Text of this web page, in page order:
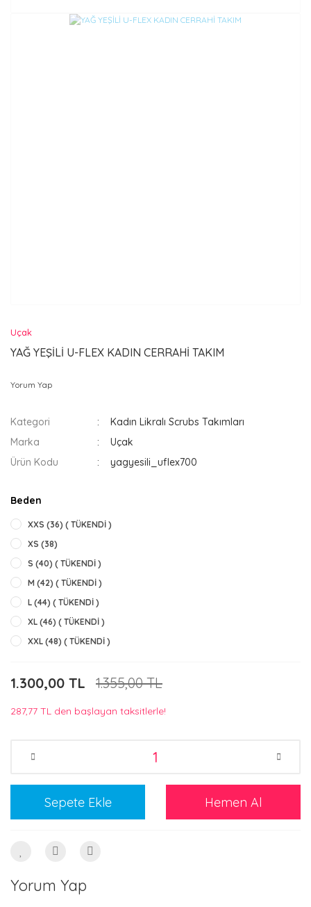
Uçak
YAĞ YEŞİLİ U-FLEX KADIN CERRAHİ TAKIM
Yorum Yap
Kategori
Kadın Likralı Scrubs Takımları
Marka
Uçak
Ürün Kodu
yagyesili_uflex700
Beden
XXS (36) ( TÜKENDİ )
XS (38)
S (40) ( TÜKENDİ )
M (42) ( TÜKENDİ )
L (44) ( TÜKENDİ )
XL (46) ( TÜKENDİ )
XXL (48) ( TÜKENDİ )
1.300,00 TL 1.355,00 TL
287,77 TL den başlayan taksitlerle!
Sepete Ekle Hemen Al
Yorum Yap